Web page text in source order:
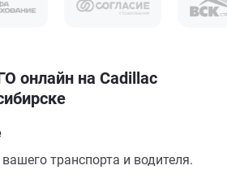
онлайн на Cadillac
транспорта и водителя.